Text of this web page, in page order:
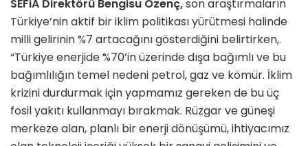
SEFiA Direktörü Bengisu Özenç,son araştırmaların
Türkiye’nin aktif bir iklim politikası yürütmesi halinde
milli gelirinin %7 artacağını gösterdiğini belirtirken,.
“Türkiye enerjide %70’in üzerinde dışa bağımlı ve bu
bağımlılığın temel nedeni petrol, gaz ve kömür. İklim
krizini durdurmak için yapmamız gereken de bu üç
fosil yakıtı kullanmayı bırakmak. Rüzgar ve güneşi
merkeze alan, planlı bir enerji dönüşümü, ihtiyacımız